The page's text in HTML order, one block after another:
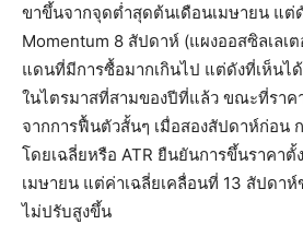
ขาขึ้นจากจุดต่ำสุดต้นเดือนเมษายน แต่
Momentum 8 สัปดาห์ (แผงออสซิลเลเต
แดนที่มีการซื้อมากเกินไป แต่ดังที่เห็นไ
ในไตรมาสที่สามของปีที่แล้ว ขณะที่ราค
จากการฟื้นตัวสั้นๆ เมื่อสองสัปดาห์ก่อน
โดยเฉลี่ยหรือ ATR ยืนยันการขึ้นราคา
เมษายน แต่ค่าเฉลี่ยเคลื่อนที่ 13 สัปดาห์
ไม่ปรับสูงขึ้น